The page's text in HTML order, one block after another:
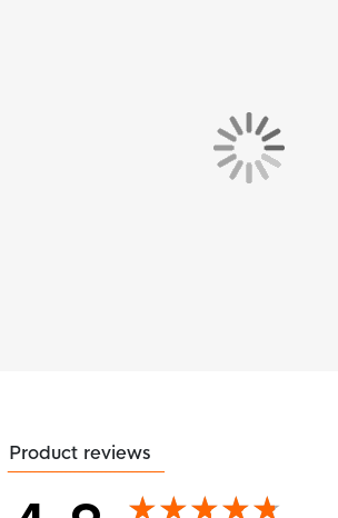
Product reviews